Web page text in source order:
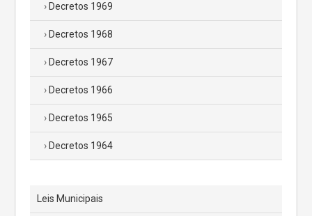
Decretos 1969
Decretos 1968
Decretos 1967
Decretos 1966
Decretos 1965
Decretos 1964
Leis Municipais